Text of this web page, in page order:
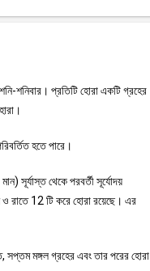
শনিবার। প্রতিটি হোরা একটি গ্রহের
হতে পারে।
সূর্যাস্ত থেকে পরবর্তী সূর্যোদয়
ও রাতে 12 টি করে হোরা রয়েছে। এর
সপ্তম মঙ্গল গ্রহের এবং তার পরের হোরা